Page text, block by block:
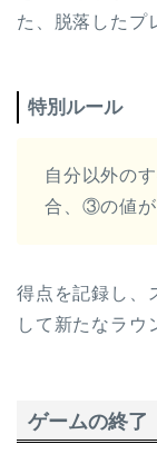
た、脱落したプ
特別ルール
自分以外の
合、③の値が
得点を記録し、
して新たなラウ
ゲームの終了